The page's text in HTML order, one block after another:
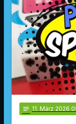
notes 11. März 2026